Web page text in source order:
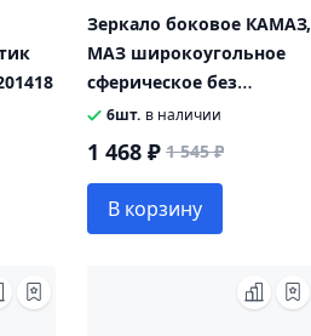
Зеркало боковое КАМАЗ,
МАЗ широкоугольное
сферическое без
обогрева
дополнительное 250х180
6шт. в наличии
1 468 ₽ 1 545 ₽
В корзину